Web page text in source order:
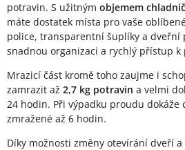
potravin. S užitným objemem
máte dostatek místa pro vaše
police, transparentní šuplíky a
snadnou organizaci a rychlý přístup k
Mrazicí část kromě toho zaujme i
zamrazit až 2,7 kg potravin a velmi
24 hodin. Při výpadku proudu
zmražené až 6 hodin.
Díky možnosti změny otevírání dveří